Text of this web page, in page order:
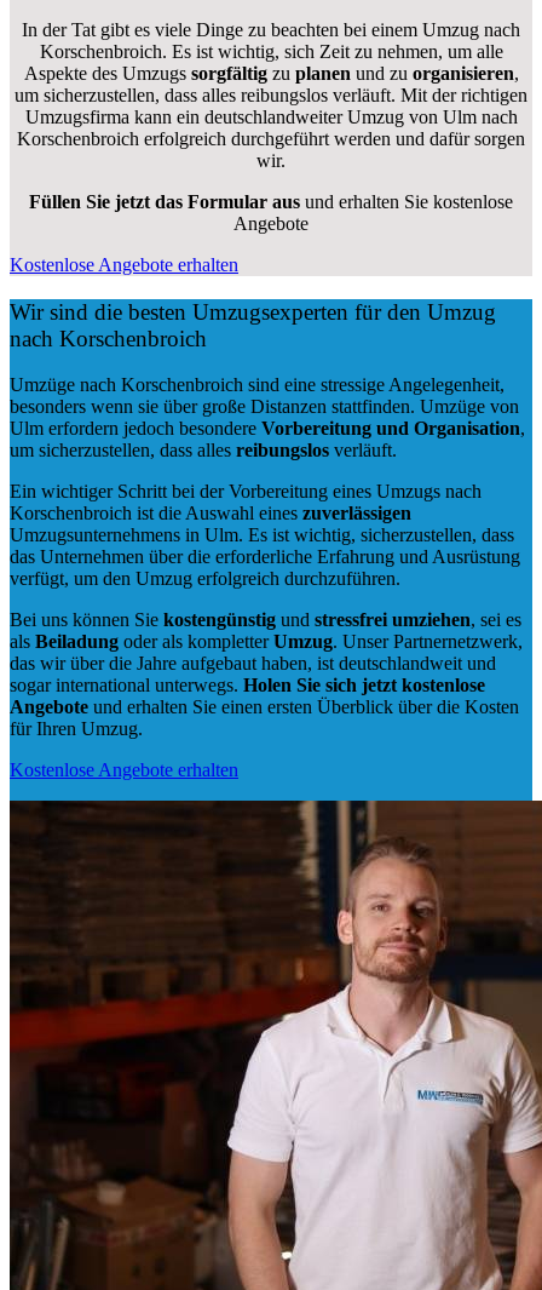
In der Tat gibt es viele Dinge zu beachten bei einem Umzug nach
Korschenbroich. Es ist wichtig, sich Zeit zu nehmen, um alle
Aspekte des Umzugs sorgfältigzu planen und zu organisieren,
um sicherzustellen, dass alles reibungslos verläuft. Mit der richtigen
Umzugsfirma kann ein deutschlandweiter Umzug von Ulm nach
Korschenbroich erfolgreich durchgeführt werden und dafür sorgen
wir.
Füllen Sie jetzt das Formular aus und erhalten Sie kostenlose
Angebote
Kostenlose Angebote erhalten
Wir sind die besten Umzugsexperten für den Umzug
nach Korschenbroich
Umzüge nach Korschenbroich sind eine stressige Angelegenheit,
besonders wenn sie über große Distanzen stattfinden. Umzüge von
Ulm erfordern jedoch besondere Vorbereitung und Organisation,
um sicherzustellen, dass alles reibungslos verläuft.
Ein wichtiger Schritt bei der Vorbereitung eines Umzugs nach
Korschenbroich ist die Auswahl eines zuverlässigen
Umzugsunternehmens in Ulm. Es ist wichtig, sicherzustellen, dass
das Unternehmen über die erforderliche Erfahrung und Ausrüstung
verfügt, um den Umzug erfolgreich durchzuführen.
Bei uns können Sie kostengünstig und stressfrei umziehen, sei es
als Beiladung oder als kompletterUmzug. Unser Partnernetzwerk,
das wir über die Jahre aufgebaut haben, ist deutschlandweit und
sogar international unterwegs. Holen Sie sich jetzt kostenlose
Angebote und erhalten Sie einen ersten Überblick über die Kosten
für Ihren Umzug.
Kostenlose Angebote erhalten